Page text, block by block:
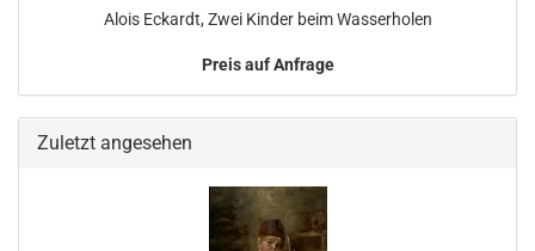
Alois Eckardt, Zwei Kinder beim Wasserholen
Preis auf Anfrage
Zuletzt angesehen